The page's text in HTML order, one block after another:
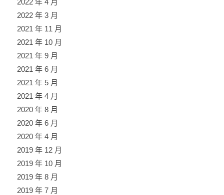
2022 年 3 月
2021 年 11 月
2021 年 10 月
2021 年 9 月
2021 年 6 月
2021 年 5 月
2021 年 4 月
2020 年 8 月
2020 年 6 月
2020 年 4 月
2019 年 12 月
2019 年 10 月
2019 年 8 月
2019 年 7 月